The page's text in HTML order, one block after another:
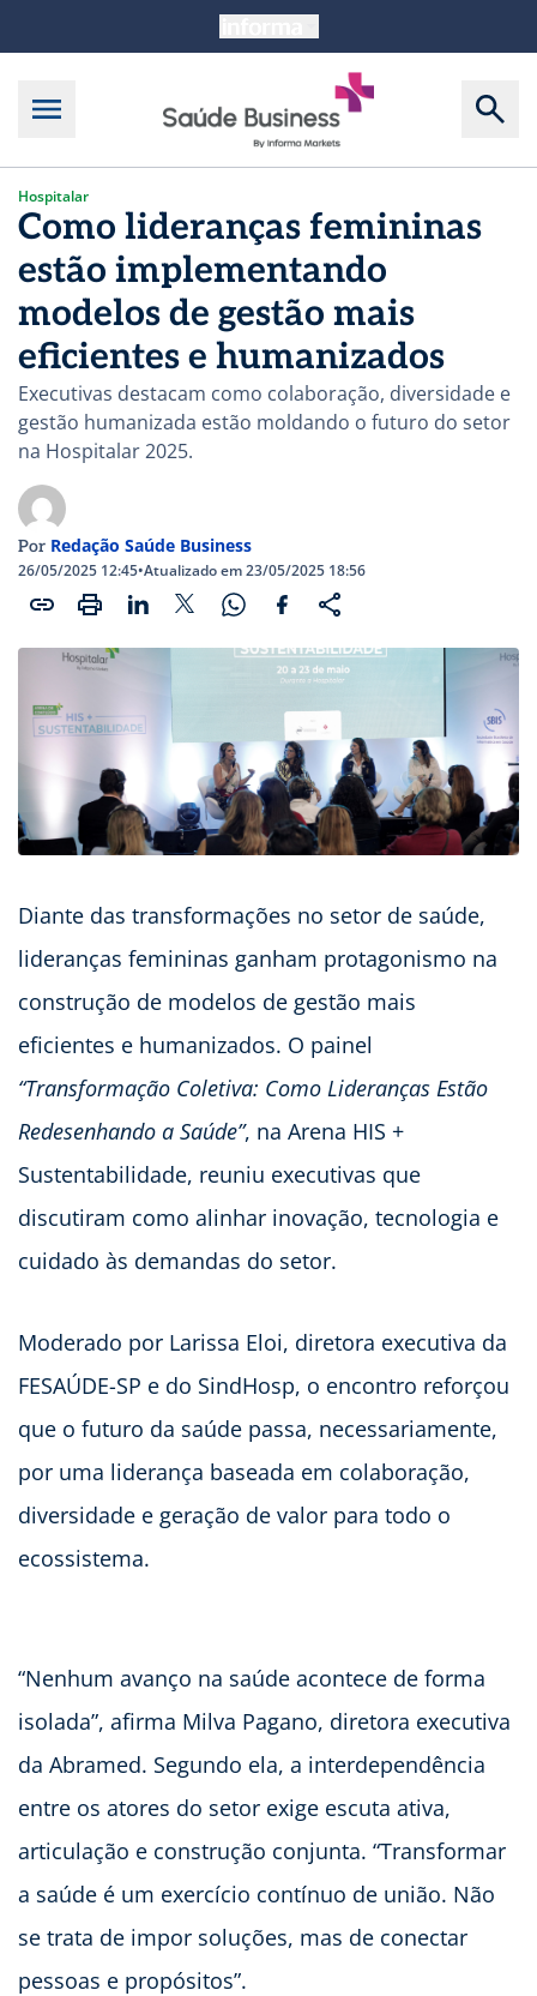
Hospitalar
Como lideranças femininas
estão implementando
modelos de gestão mais
eficientes e humanizados
Executivas destacam como colaboração, diversidade e
gestão humanizada estão moldando o futuro do setor
na Hospitalar 2025.
Por Redação Saúde Business
26/05/2025 12:45•Atualizado em 23/05/2025 18:56
Diante das transformações no setor de saúde,
lideranças femininas ganham protagonismo na
construção de modelos de gestão mais
eficientes e humanizados. O painel
“Transformação Coletiva: Como Lideranças Estão
Redesenhando a Saúde”, na Arena HIS +
Sustentabilidade, reuniu executivas que
discutiram como alinhar inovação, tecnologia e
cuidado às demandas do setor.
Moderado por Larissa Eloi, diretora executiva da
FESAÚDE-SP e do SindHosp, o encontro reforçou
que o futuro da saúde passa, necessariamente,
por uma liderança baseada em colaboração,
diversidade e geração de valor para todo o
ecossistema.
“Nenhum avanço na saúde acontece de forma
isolada”, afirma Milva Pagano, diretora executiva
da Abramed. Segundo ela, a interdependência
entre os atores do setor exige escuta ativa,
articulação e construção conjunta. “Transformar
a saúde é um exercício contínuo de união. Não
se trata de impor soluções, mas de conectar
pessoas e propósitos”.